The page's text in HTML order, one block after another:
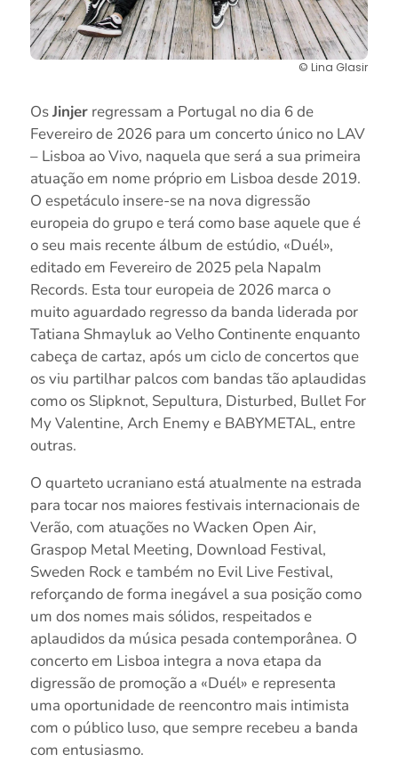
© Lina Glasir
OsJinjerregressam a Portugal no dia 6 de
Fevereiro de 2026 para um concerto único no LAV
– Lisboa ao Vivo, naquela que será a sua primeira
atuação em nome próprio em Lisboa desde 2019.
O espetáculo insere-se na nova digressão
europeia do grupo e terá como base aquele que é
o seu mais recente álbum de estúdio, «Duél»,
editado em Fevereiro de 2025 pela Napalm
Records. Esta tour europeia de 2026 marca o
muito aguardado regresso da banda liderada por
Tatiana Shmayluk ao Velho Continente enquanto
cabeça de cartaz, após um ciclo de concertos que
os viu partilhar palcos com bandas tão aplaudidas
como os Slipknot, Sepultura, Disturbed, Bullet For
My Valentine, Arch Enemy e BABYMETAL, entre
outras.
O quarteto ucraniano está atualmente na estrada
para tocar nos maiores festivais internacionais de
Verão, com atuações no Wacken Open Air,
Graspop Metal Meeting, Download Festival,
Sweden Rock e também no Evil Live Festival,
reforçando de forma inegável a sua posição como
um dos nomes mais sólidos, respeitados e
aplaudidos da música pesada contemporânea. O
concerto em Lisboa integra a nova etapa da
digressão de promoção a «Duél» e representa
uma oportunidade de reencontro mais intimista
com o público luso, que sempre recebeu a banda
com entusiasmo.